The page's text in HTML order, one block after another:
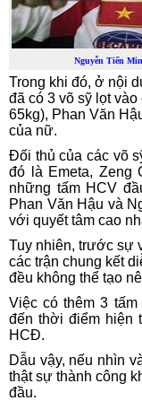
Nguyễn Tiến
Trong khi đó, ở nội
đã có 3 võ sỹ lọt
65kg), Phan Văn
của nữ.
Đối thủ của các võ
đó là Emeta, Zeng
những tấm HCV
Phan Văn Hậu và
với quyết tâm cao
Tuy nhiên, trước sự
các trận chung kết
đều không thể tạo
Việc có thêm 3
đến thời điểm hiện
HCĐ.
Dẫu vậy, nếu nhìn
thật sự thành công
đầu.